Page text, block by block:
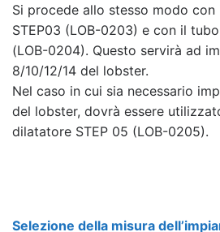
Si procede allo stesso modo
STEP03 (LOB-0203) e con il
(LOB-0204). Questo servirà ad
8/10/12/14 del lobster.
Nel caso in cui sia necessario
del lobster, dovrà essere
dilatatore STEP 05 (LOB-0205).
Selezione della misura